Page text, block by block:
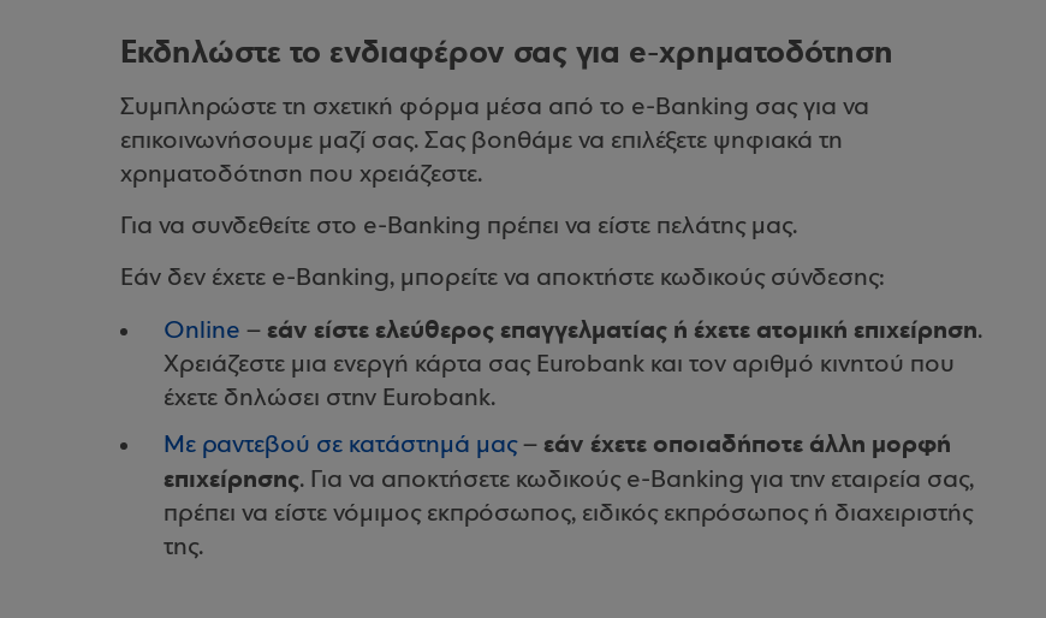
Εκδηλώστε το ενδιαφέρον σας για e-xρηματοδότηση
Συμπληρώστε τη σχετική φόρμα μέσα από το e-Banking σας για να
επικοινωνήσουμε μαζί σας. Σας βοηθάμε να επιλέξετε ψηφιακά τη
χρηματοδότηση που χρειάζεστε.
Για να συνδεθείτε στο e-Banking πρέπει να είστε πελάτης μας.
Εάν δεν έχετε e-Banking, μπορείτε να αποκτήστε κωδικούς σύνδεσης:
Online – εάν είστε ελεύθερος επαγγελματίας ή έχετε ατομική επιχείρηση.
Χρειάζεστε μια ενεργή κάρτα σας Eurobank και τον αριθμό κινητού που
έχετε δηλώσει στην Eurobank.
Με ραντεβού σε κατάστημά μας– εάν έχετε οποιαδήποτε άλλη μορφή
επιχείρησης. Για να αποκτήσετε κωδικούς e-Banking για την εταιρεία σας,
πρέπει να είστε νόμιμος εκπρόσωπος, ειδικός εκπρόσωπος ή διαχειριστής
της.